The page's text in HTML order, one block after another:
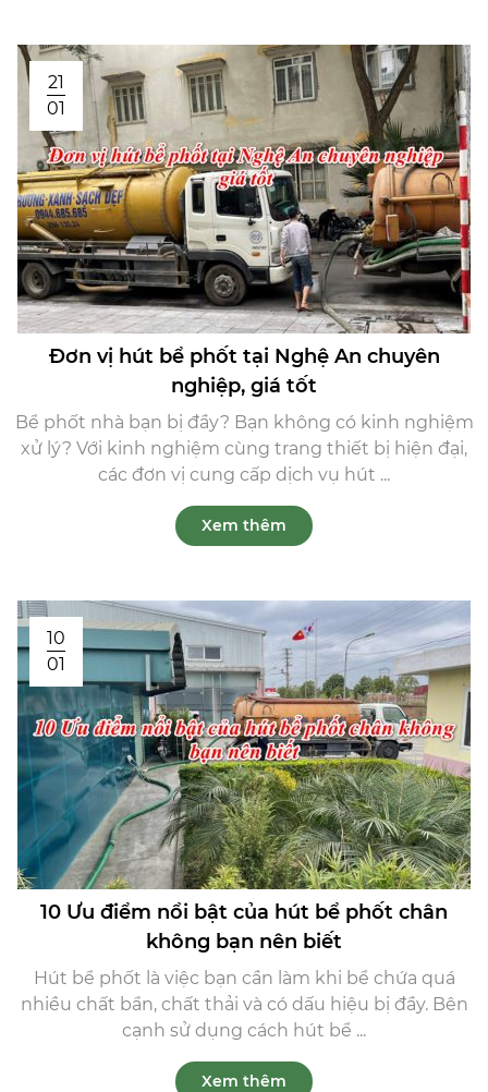
21
01
Đơn vị hút bể phốt tại Nghệ An chuyên
nghiệp, giá tốt
Bể phốt nhà bạn bị đầy? Bạn không có kinh nghiệm
xử lý? Với kinh nghiệm cùng trang thiết bị hiện đại,
các đơn vị cung cấp dịch vụ hút ...
Xem thêm
10
01
10 Ưu điểm nổi bật của hút bể phốt chân
không bạn nên biết
Hút bể phốt là việc bạn cần làm khi bể chứa quá
nhiều chất bẩn, chất thải và có dấu hiệu bị đầy. Bên
cạnh sử dụng cách hút bể ...
Xem thêm